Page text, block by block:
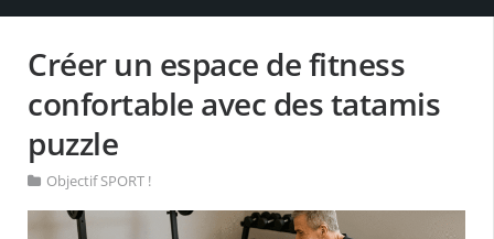
Créer un espace de fitness
confortable avec des tatamis
puzzle
Objectif SPORT !